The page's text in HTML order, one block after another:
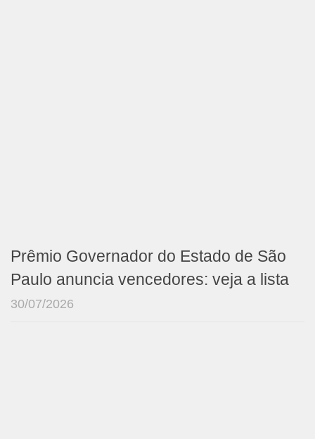
Prêmio Governador do Estado de São
Paulo anuncia vencedores: veja a lista
30/07/2026